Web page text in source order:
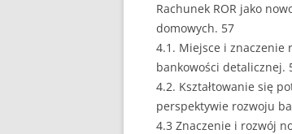
Rachunek ROR jako
domowych. 57
4.1. Miejsce i znaczenie
bankowości detalicznej.
4.2. Kształtowanie się
perspektywie rozwoju
4.3 Znaczenie i rozwój